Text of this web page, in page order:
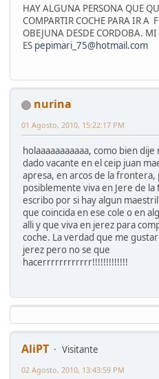
HAY ALGUNA PERSONA QUE
COMPARTIR COCHE PARA IR A
OBEJUNA DESDE CORDOBA. MI
ES pepimari_75@hotmail.com
nurina
01 Agosto, 2010, 15:22:17 PM
holaaaaaaaaaaa, como bien dije
dado vacante en el ceip juan
apresa, en arcos de la frontera,
posiblemente viva en Jere de
escribo por si hay algun
que coincida en ese cole o en
alli y que viva en jerez para
coche. La verdad que me
jerez pero no se que
hacerrrrrrrrrrrr!!!!!!!!!!!!!
AliPT
Visitante
02 Agosto, 2010, 13:43:59 PM